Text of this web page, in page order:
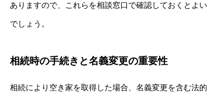
ありますので、これらを相談窓口で確認しておくとよい
でしょう。
相続時の手続きと名義変更の重要性
相続により空き家を取得した場合、名義変更を含む法的